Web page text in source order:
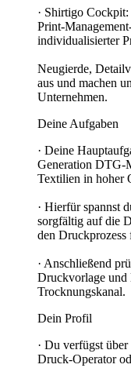
· Shirtigo
Print-
individualisierter
Neugierde,
aus und machen
Unternehmen.
Deine Aufgaben
· Deine
Generation DTG-
Textilien in hoher
· Hierfür spannst
sorgfältig auf die
den Druckprozess
· Anschließend
Druckvorlage und
Trocknungskanal.
Dein Profil
· Du verfügst
Druck-Operator